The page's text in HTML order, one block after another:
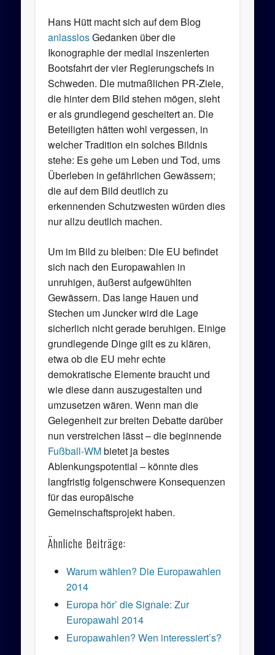
Hans Hütt macht sich auf dem Blog
anlasslosGedanken über die
Ikonographie der medial inszenierten
Bootsfahrt der vier Regierungschefs in
Schweden. Die mutmaßlichen PR-Ziele,
die hinter dem Bild stehen mögen, sieht
er als grundlegend gescheitert an. Die
Beteiligten hätten wohl vergessen, in
welcher Tradition ein solches Bildnis
stehe: Es gehe um Leben und Tod, ums
Überleben in gefährlichen Gewässern;
die auf dem Bild deutlich zu
erkennenden Schutzwesten würden dies
nur allzu deutlich machen.
Um im Bild zu bleiben: Die EU befindet
sich nach den Europawahlen in
unruhigen, äußerst aufgewühlten
Gewässern. Das lange Hauen und
Stechen um Juncker wird die Lage
sicherlich nicht gerade beruhigen. Einige
grundlegende Dinge gilt es zu klären,
etwa ob die EU mehr echte
demokratische Elemente braucht und
wie diese dann auszugestalten und
umzusetzen wären. Wenn man die
Gelegenheit zur breiten Debatte darüber
nun verstreichen lässt – die beginnende
Fußball-WMbietet ja bestes
Ablenkungspotential – könnte dies
langfristig folgenschwere Konsequenzen
für das europäische
Gemeinschaftsprojekt haben.
Ähnliche Beiträge:
Warum wählen? Die Europawahlen
2014
Europa hör’ die Signale: Zur
Europawahl 2014
Europawahlen? Wen interessiert’s?